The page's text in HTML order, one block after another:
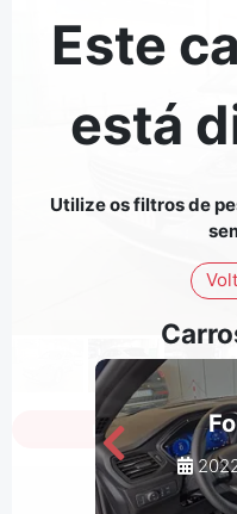
Este
está
Utilize os filtros de
Iniciar a